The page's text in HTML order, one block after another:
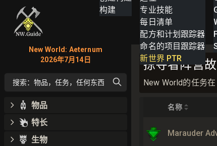
构建
专业技能
每日清单
配方和计划跟踪器
命名的项目跟踪器
新世界 PTR
掠夺者阵营
New World的任务
名称
Marauder
New World: Aeternum
2026年7月14日
搜索：物品，任务，任何东西
物品
特长
生物